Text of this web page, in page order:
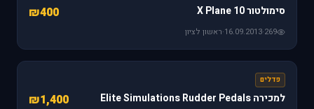
סימולטור X Plane 10 ₪400
269
·
16.09.2013
·ראשון לציון
פדלים
למכירה Elite Simulations Rudder Pedals ₪1,400